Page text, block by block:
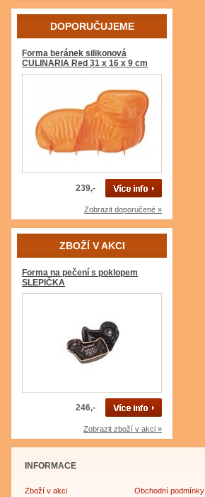
DOPORUČUJEME
Forma beránek silikonová
CULINARIA Red 31 x 16 x 9 cm
239,-
Zobrazit doporučené »
ZBOŽÍ V AKCI
Forma na pečení s poklopem
SLEPIČKA
246,-
Zobrazit zboží v akci »
INFORMACE
Zboží v akci Obchodní podmínky